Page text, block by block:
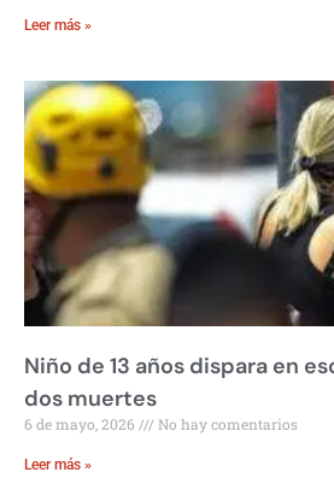
Leer más »
Niño de 13 años dispara en
dos muertes
6 de mayo, 2026 No hay comentarios
Leer más »